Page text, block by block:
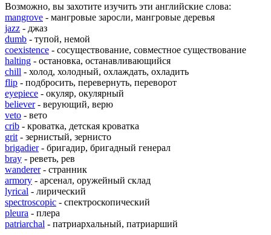
Возможно, вы захотите изучить эти английские слова:
mangrove - мангровые заросли, мангровые деревья
jazz - джаз
dumb - тупой, немой
coexistence - сосуществование, совместное существование
halting - остановка, останавливающийся
chill - холод, холодный, охлаждать, охладить
flip - подбросить, перевернуть, переворот
eyepiece - окуляр, окулярный
believer- верующий, верю
veto - вето
crib - кроватка, детская кроватка
grit - зернистый, зернисто
brigadier- бригадир, бригадный генерал
bray - реветь, рев
wanderer- странник
armory - арсенал, оружейный склад
lyrical - лирический
spectroscopic - спектроскопический
pleura - плера
patriarchal - патриархальный, патриарший